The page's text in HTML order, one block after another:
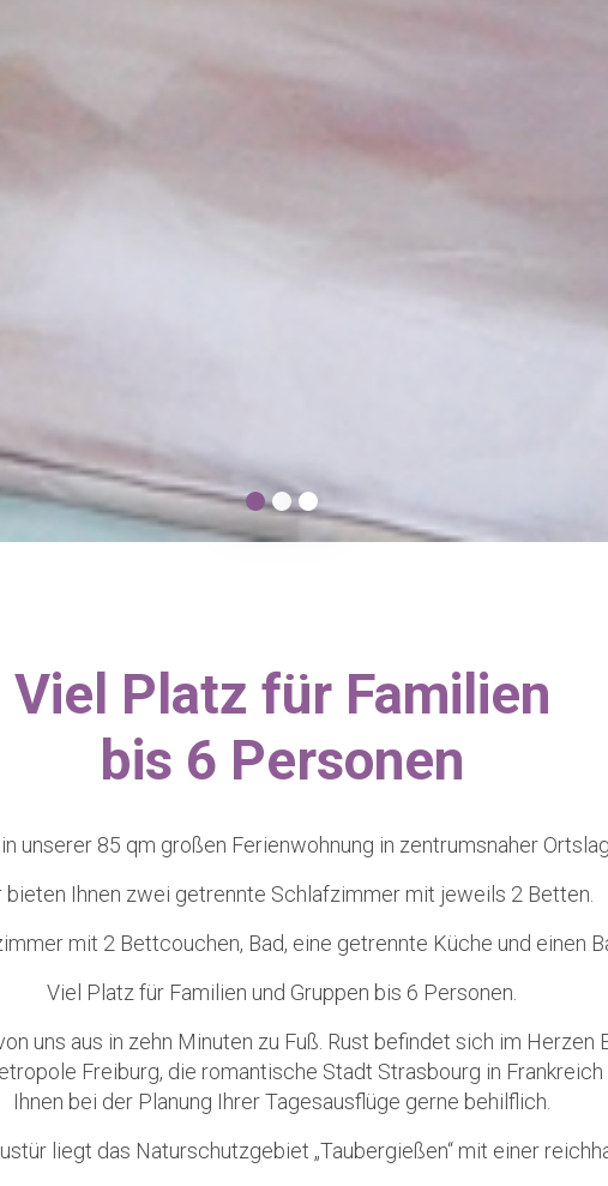
Viel Platz für Familien
bis 6 Personen
unserer 85 qm großen Ferienwohnung in zentrumsnaher
bieten Ihnen zwei getrennte Schlafzimmer mit jeweils 2 Betten.
mit 2 Bettcouchen, Bad, eine getrennte Küche und einen
Viel Platz für Familien und Gruppen bis 6 Personen.
uns aus in zehn Minuten zu Fuß. Rust befindet sich im Herzen
Freiburg, die romantische Stadt Strasbourg in
Ihnen bei der Planung Ihrer Tagesausflüge gerne behilflich.
liegt das Naturschutzgebiet „Taubergießen“ mit einer